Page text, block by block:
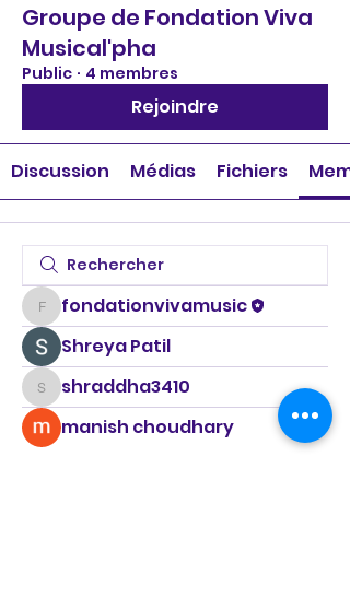
Groupe de Fondation Viva
Musical'pha
Public · 4 membres
Rejoindre
Discussion Médias Fichiers
fondationvivamusic
fondationvivamusic
Shreya Patil
shraddha3410
shraddha3410
manish choudhary